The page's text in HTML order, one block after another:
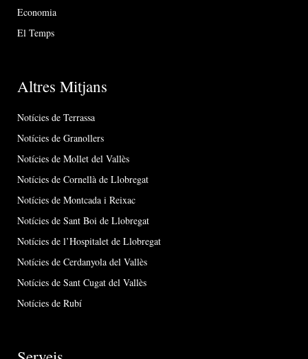
Economia
El Temps
Altres Mitjans
Notícies de Terrassa
Notícies de Granollers
Notícies de Mollet del Vallès
Notícies de Cornellà de Llobregat
Notícies de Montcada i Reixac
Notícies de Sant Boi de Llobregat
Notícies de l’Hospitalet de Llobregat
Notícies de Cerdanyola del Vallès
Notícies de Sant Cugat del Vallès
Notícies de Rubí